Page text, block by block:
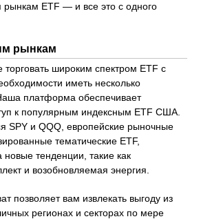
рынкам ETF — и все это с одного
рынкам
широким спектром ETF с
иметь несколько
платформа обеспечивает
к популярным индексным ETF США.
SPY и QQQ, европейские рыночные
тематические ETF,
тенденции, такие как
и возобновляемая энергия.
позволяет вам извлекать выгоду из
регионах и секторах по мере